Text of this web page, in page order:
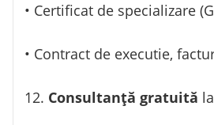
• Certificat de specializare
• Contract de executie,
12. Consultanță gratuită